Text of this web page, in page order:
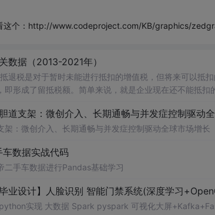
这个：http://www.codeproject.com/KB/graphics/
数据（2013-2021年）
成了留抵税额。简单来说，就是企业现在还不能抵扣的增值税，可以
数据年份：2013-2021年 02、相关数据 证券代码
道支架：微创介入、长期通畅与并发症控制驱动
架：微创介入、长期通畅与并发症控制驱动全球市场增长
数据实战代码
二手车数据进行Pandas基础学习
毕业设计】人脸识别 智能门禁系统(深度学习
实现 大数据 Spark pyspark 可视化大屏